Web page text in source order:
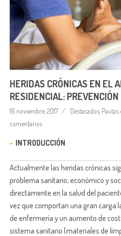
HERIDAS CRÓNICAS EN EL
RESIDENCIAL:
16 noviembre, 2017 Destacados,
comentarios
INTRODUCCIÓN
Actualmente las heridas crónicas
problema sanitario, económico y
directamente en la salud del
vez que comportan una gran carga
de enfermería y un aumento de
sistema sanitario (materiales de